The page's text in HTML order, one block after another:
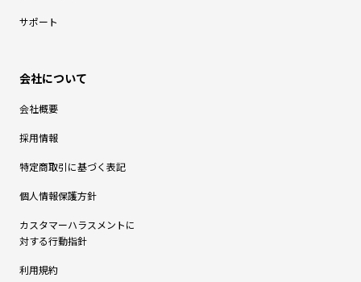
サポート
会社概要
採用情報
特定商取引に基づく表記
個人情報保護方針
カスタマーハラスメントに
対する行動指針
利用規約